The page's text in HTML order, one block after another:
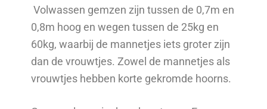
Volwassen gemzen zijn tussen de 0,7m en
0,8m hoog en wegen tussen de 25kg en
60kg, waarbij de mannetjes iets groter zijn
dan de vrouwtjes. Zowel de mannetjes als
vrouwtjes hebben korte gekromde hoorns.